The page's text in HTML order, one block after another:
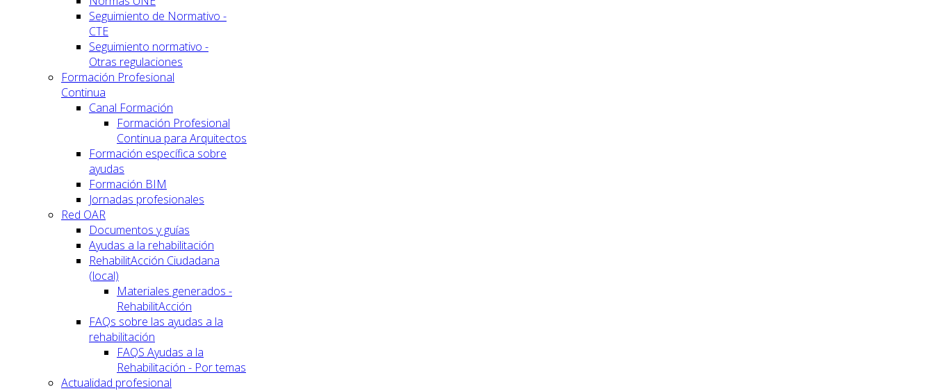
Seguimiento de Normativo -
CTE
Seguimiento normativo -
Otras regulaciones
Formación Profesional
Continua
Canal Formación
Formación Profesional
Continua para Arquitectos
Formación específica sobre
ayudas
Formación BIM
Jornadas profesionales
Red OAR
Documentos y guías
Ayudas a la rehabilitación
RehabilitAcción Ciudadana
(local)
Materiales generados -
RehabilitAcción
FAQs sobre las ayudas a la
rehabilitación
FAQS Ayudas a la
Rehabilitación - Por temas
Actualidad profesional